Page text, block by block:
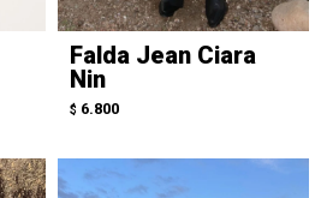
Falda Jean Ciara
Nin
$ 6.800